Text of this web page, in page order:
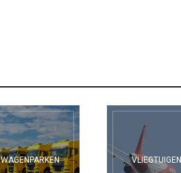
WAGENPARKEN VLIEGTUIGEN